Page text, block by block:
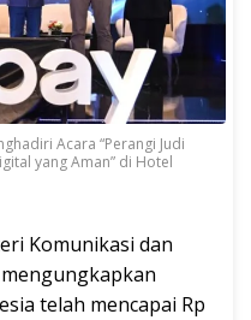
Acara “Perangi Judi
yang Aman” di Hotel
Komunikasi dan
telah mencapai Rp